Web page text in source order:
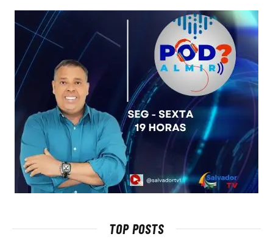
TOP POSTS